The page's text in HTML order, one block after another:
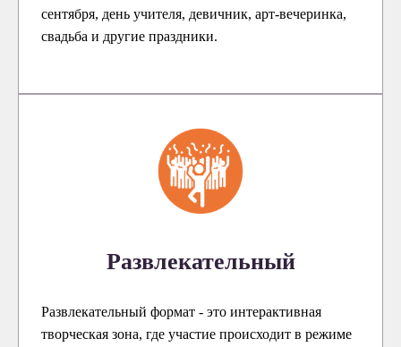
сентября, день учителя, девичник, арт-вечеринка,
свадьба и другие праздники.
Развлекательный
Развлекательный формат - это интерактивная
творческая зона, где участие происходит в режиме